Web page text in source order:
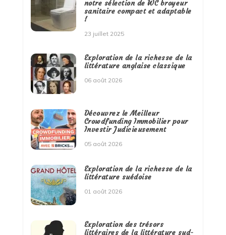
notre sélection de WC broyeur
sanitaire compact et adaptable
!
23 juillet 2025
Exploration de la richesse de la
littérature anglaise classique
06 août 2026
Découvrez le Meilleur
Crowdfunding Immobilier pour
Investir Judicieusement
05 août 2026
Exploration de la richesse de la
littérature suédoise
01 août 2026
Exploration des trésors
littéraires de la littérature sud-